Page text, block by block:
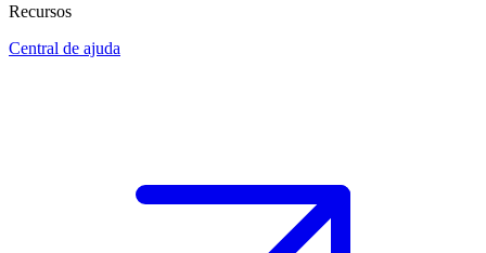
Recursos
Central de ajuda